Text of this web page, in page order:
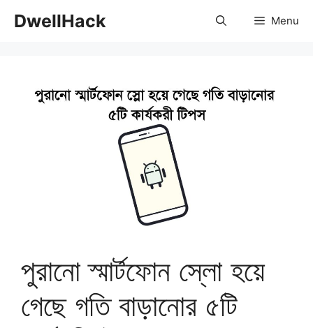
DwellHack Menu
পুরানো স্মার্টফোন স্লো হয়ে
গেছে গতি বাড়ানোর ৫টি